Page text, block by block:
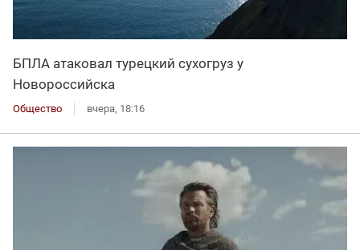
БПЛА атаковал турецкий сухогруз у
Новороссийска
Общество вчера, 18:16